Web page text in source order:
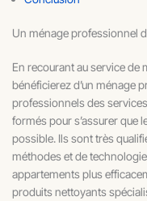
Un ménage professionnel
En recourant au service de
bénéficierez d’un ménage
professionnels des
formés pour s’assurer que
possible. Ils sont très
méthodes et de
appartements plus
produits nettoyants